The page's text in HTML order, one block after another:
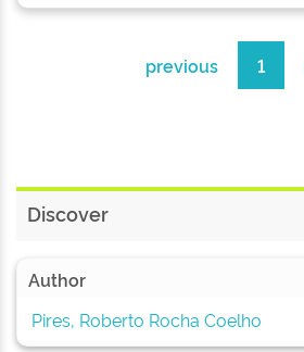
previous 1
Discover
Author
Pires, Roberto Rocha Coelho